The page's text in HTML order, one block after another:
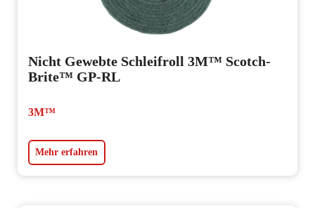
Nicht Gewebte Schleifroll 3M™ Scotch-
Brite™ GP-RL
3M™
Mehr erfahren